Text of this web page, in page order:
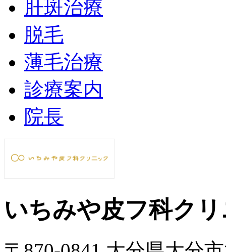
肝斑治療
脱毛
薄毛治療
診療案内
院長
いちみや皮フ科ク